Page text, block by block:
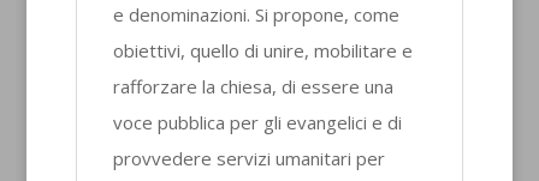
e denominazioni. Si propone, come
obiettivi, quello di unire, mobilitare e
rafforzare la chiesa, di essere una
voce pubblica per gli evangelici e di
provvedere servizi umanitari per